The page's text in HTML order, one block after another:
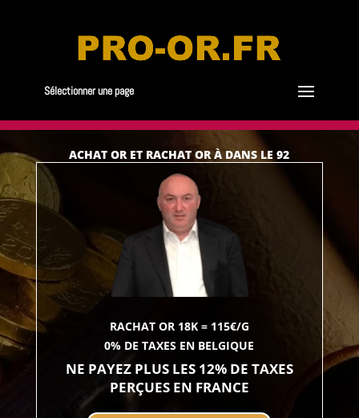
Sélectionner une page
ACHAT OR ET RACHAT OR À DANS LE 92
RACHAT OR 18K = 115€/G
0% DE TAXES EN BELGIQUE
NE PAYEZ PLUS LES 12% DE TAXES
PERÇUES EN FRANCE